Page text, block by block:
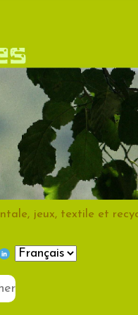
jeux, textile et